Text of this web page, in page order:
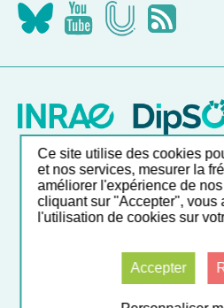
Nous
suivre
Nous
suivre
Nous
suivre
Flus
RSS
Nos autres sites
Liste et accès direct à nos
Mentions légales
Ce site utilise des cookies
et nos services, mesurer la
améliorer l'expérience de
cliquant sur "Accepter", vous
l'utilisation de cookies sur
Accepter